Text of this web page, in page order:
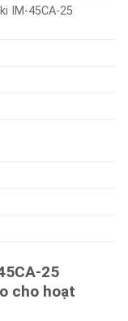
IM-45CA-25
25
cho hoạt